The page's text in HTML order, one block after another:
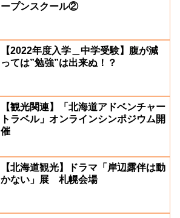
ープンスクール②
【2022年度入学＿中学受験】腹が減
っては”勉強”は出来ぬ！？
【観光関連】「北海道アドベンチャー
トラベル」オンラインシンポジウム開
催
【北海道観光】ドラマ「岸辺露伴は動
かない」展 札幌会場